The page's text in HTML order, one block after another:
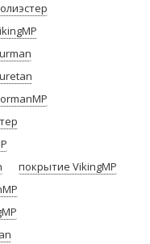
покрытие VikingMP